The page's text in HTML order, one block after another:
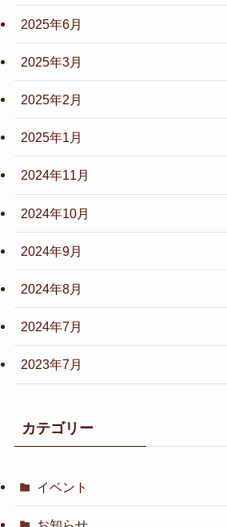
2025年6月
2025年3月
2025年2月
2025年1月
2024年11月
2024年10月
2024年9月
2024年8月
2024年7月
2023年7月
カテゴリー
イベント